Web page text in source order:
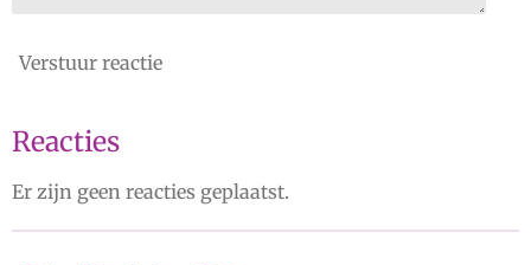
Verstuur reactie
Reacties
Er zijn geen reacties geplaatst.